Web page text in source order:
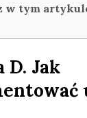
w tym
D. Jak